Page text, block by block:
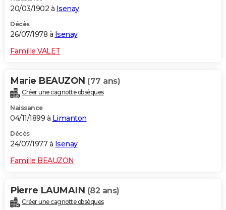
20/03/1902 à Isenay
Décès
26/07/1978 à Isenay
Famille VALET
Marie BEAUZON (77 ans)
Créer une cagnotte obsèques
Naissance
04/11/1899 à Limanton
Décès
24/07/1977 à Isenay
Famille BEAUZON
Pierre LAUMAIN (82 ans)
Créer une cagnotte obsèques